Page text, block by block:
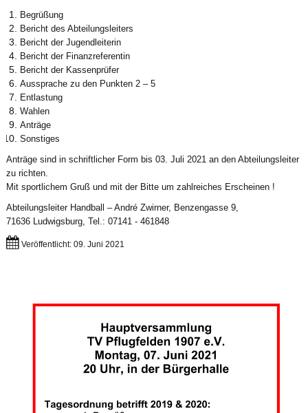
Begrüßung
Bericht des Abteilungsleiters
Bericht der Jugendleiterin
Bericht der Finanzreferentin
Bericht der Kassenprüfer
Aussprache zu den Punkten 2 – 5
Entlastung
Wahlen
Anträge
Sonstiges
Anträge sind in schriftlicher Form bis 03. Juli 2021 an den Abteilungsleiter
zu richten.
Mit sportlichem Gruß und mit der Bitte um zahlreiches Erscheinen !
Abteilungsleiter Handball – André Zwirner, Benzengasse 9,
71636 Ludwigsburg, Tel.: 07141 - 461848
Veröffentlicht: 09. Juni 2021